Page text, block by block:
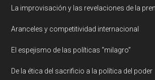
La improvisación y las revelaciones de la
Aranceles y competitividad internacional
El espejismo de las políticas “milagro”
De la ética del sacrificio a la política del poder